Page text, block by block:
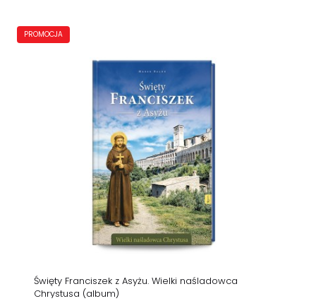
Święty Franciszek z Asyżu. Wielki naśladowca
Chrystusa (album)
PROMOCJA